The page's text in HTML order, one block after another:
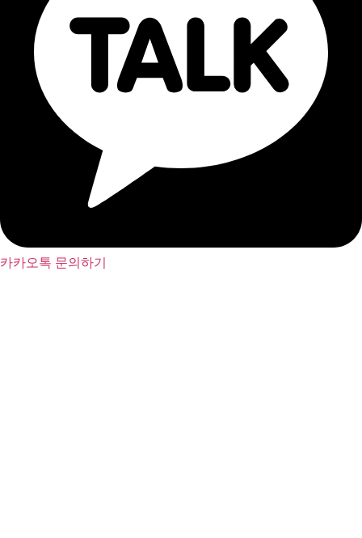
카카오톡 문의하기